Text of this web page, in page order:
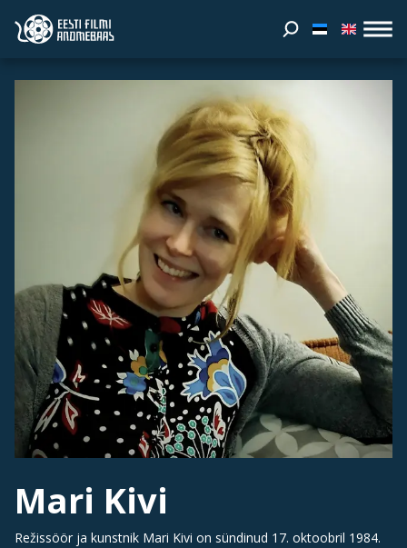
Mari Kivi
Režissöör ja kunstnik Mari Kivi on sündinud 17. oktoobril 1984.